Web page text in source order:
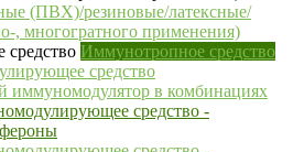
(ПВХ)/резиновые/латексные/
, многогратного применения)
Иммунотропное средство
средство
иммуномодулятор в комбинациях
средство -